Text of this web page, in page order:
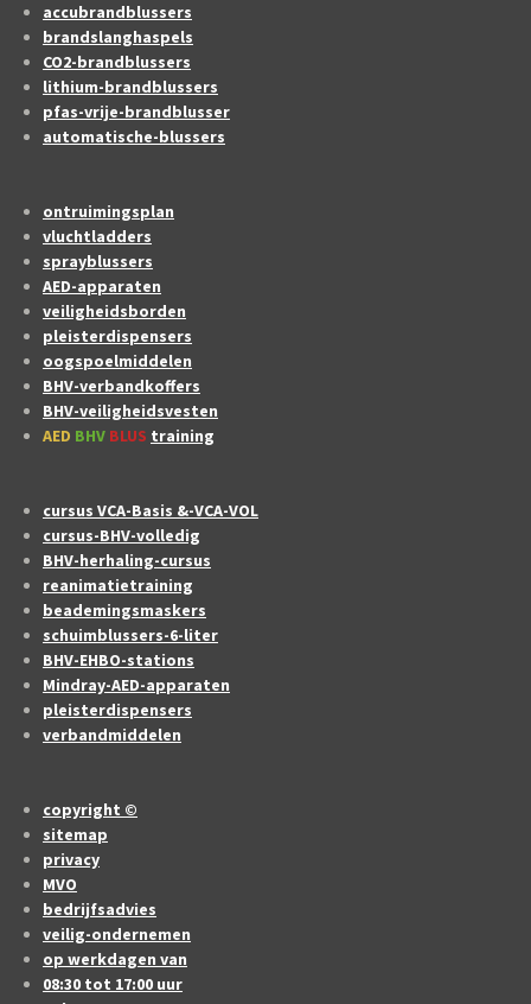
accubrandblussers
brandslanghaspels
CO2-brandblussers
lithium-brandblussers
pfas-vrije-brandblusser
automatische-blussers
ontruimingsplan
vluchtladders
sprayblussers
AED-apparaten
veiligheidsborden
pleisterdispensers
oogspoelmiddelen
BHV-verbandkoffers
BHV-veiligheidsvesten
AED BHV BLUS training
cursus VCA-Basis &-VCA-VOL
cursus-BHV-volledig
BHV-herhaling-cursus
reanimatietraining
beademingsmaskers
schuimblussers-6-liter
BHV-EHBO-stations
Mindray-AED-apparaten
pleisterdispensers
verbandmiddelen
copyright ©
sitemap
privacy
MVO
bedrijfsadvies
veilig-ondernemen
op werkdagen van
08:30 tot 17:00 uur